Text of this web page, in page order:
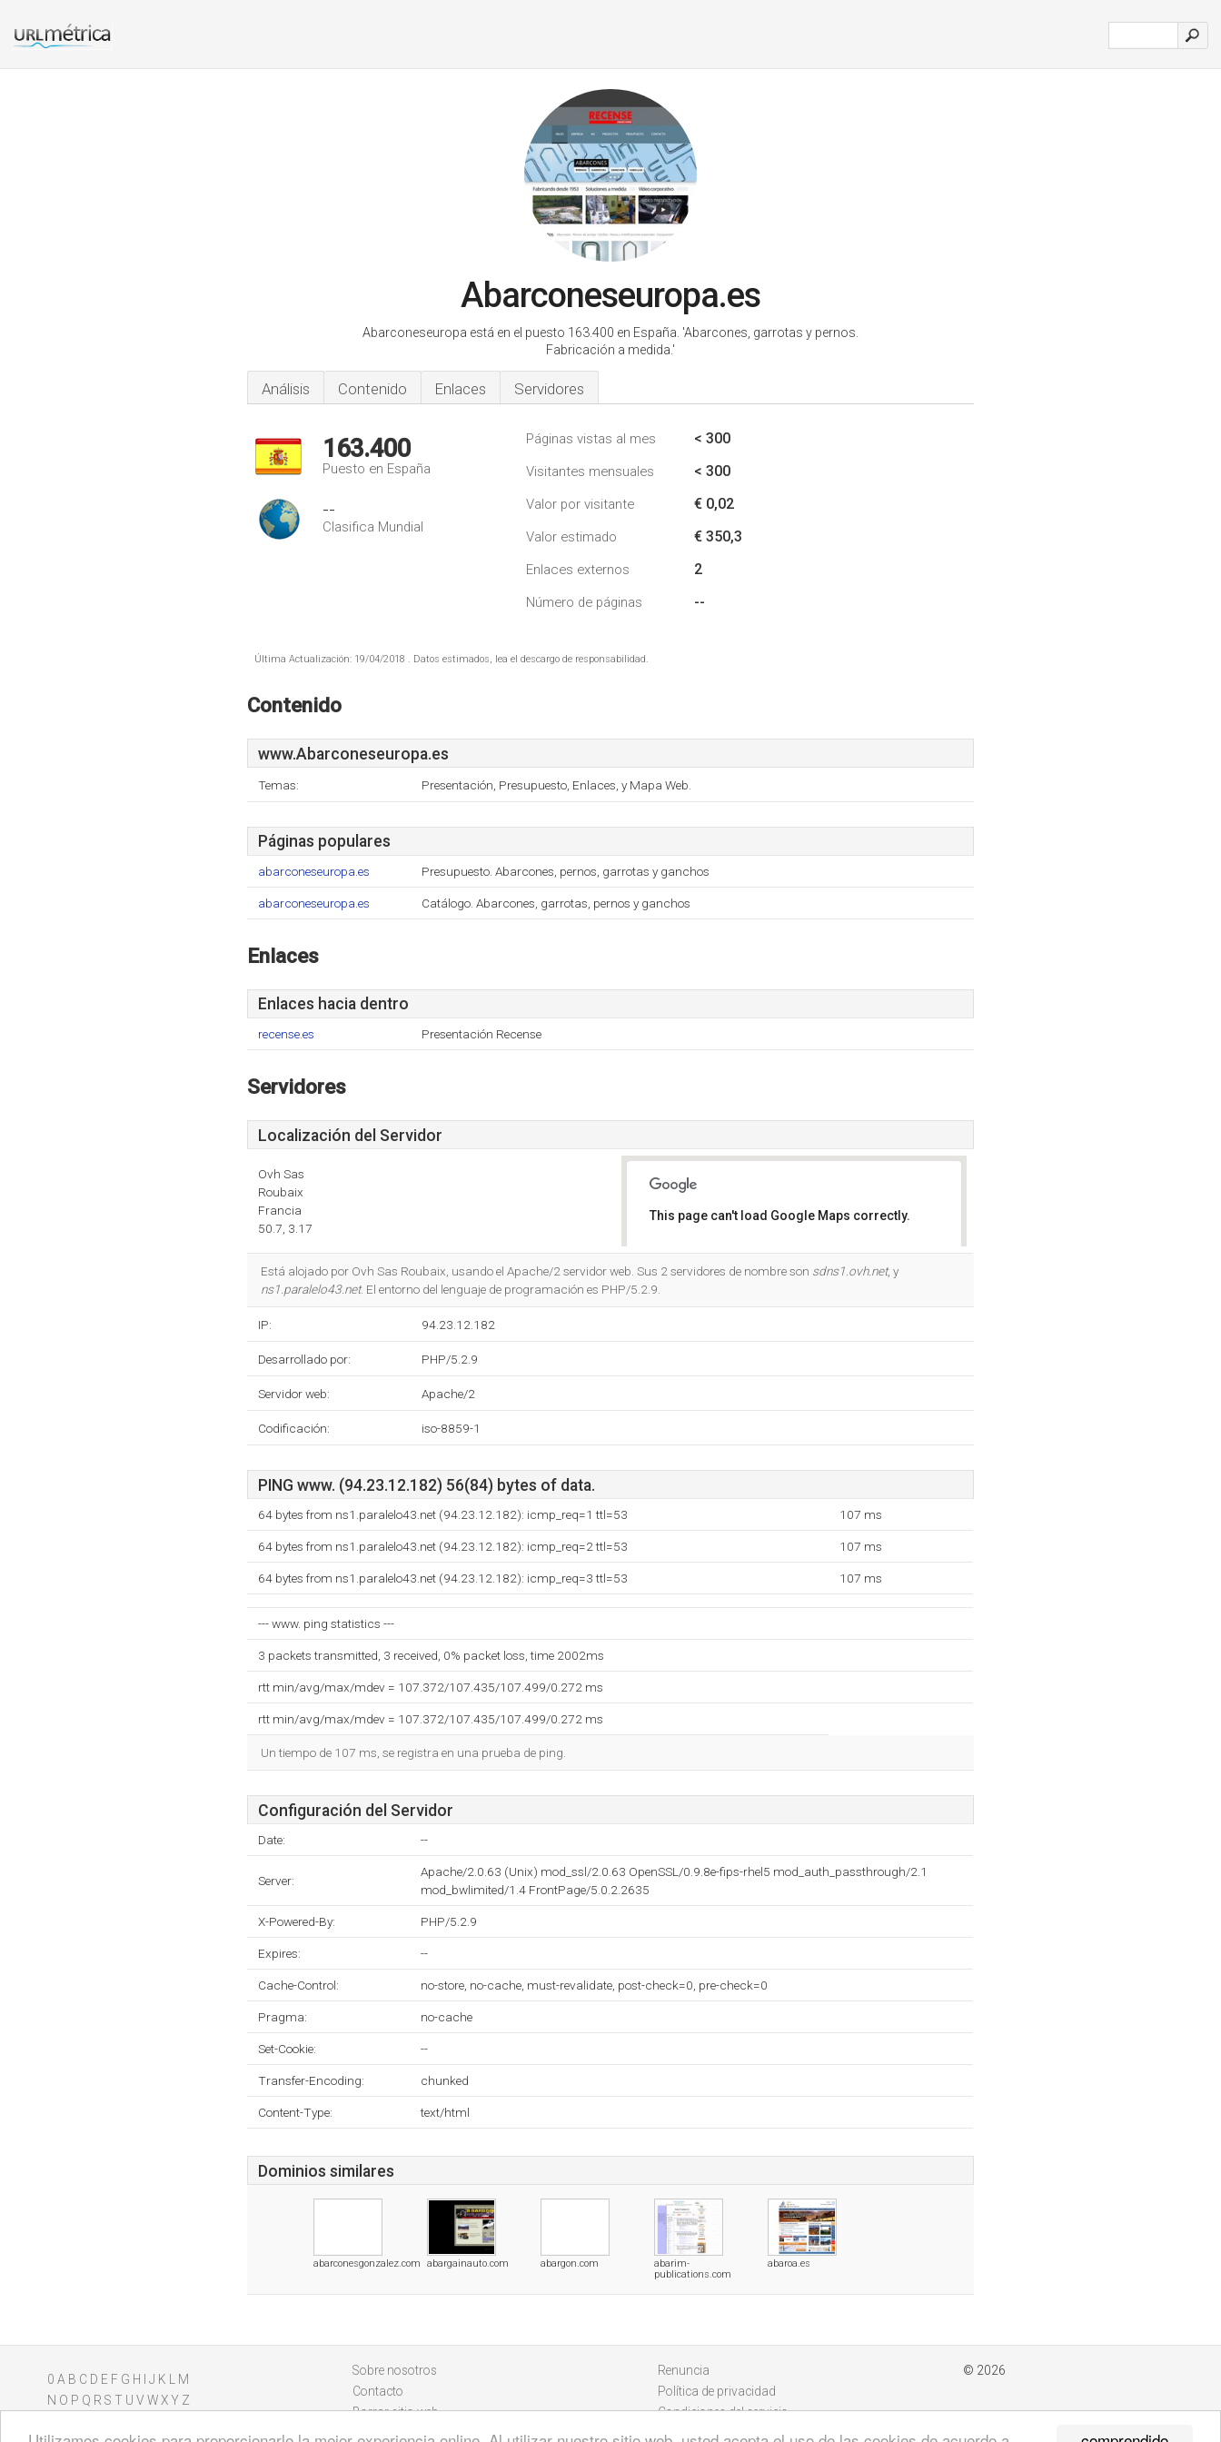
Abarconeseuropa.es
Abarconeseuropa está en el puesto 163.400 en España. 'Abarcones, garrotas y pernos.
Fabricación a medida.'
Análisis Contenido Enlaces Servidores
163.400
Puesto en España
--
Clasifica Mundial
Páginas vistas al mes < 300
Visitantes mensuales < 300
Valor por visitante € 0,02
Valor estimado € 350,3
Enlaces externos 2
Número de páginas --
Última Actualización: 19/04/2018 . Datos estimados, lea el descargo de responsabilidad.
Contenido
www.Abarconeseuropa.es
Temas: Presentación, Presupuesto, Enlaces, y Mapa Web.
Páginas populares
abarconeseuropa.es Presupuesto. Abarcones, pernos, garrotas y ganchos
abarconeseuropa.es Catálogo. Abarcones, garrotas, pernos y ganchos
Enlaces
Enlaces hacia dentro
recense.es Presentación Recense
Servidores
Localización del Servidor
Ovh Sas
Roubaix
Francia
50.7, 3.17
This page can't load Google Maps correctly.
Está alojado por Ovh Sas Roubaix, usando el Apache/2 servidor web. Sus 2 servidores de nombre son sdns1.ovh.net, y
ns1.paralelo43.net. El entorno del lenguaje de programación es PHP/5.2.9.
IP: 94.23.12.182
Desarrollado por: PHP/5.2.9
Servidor web: Apache/2
Codificación: iso-8859-1
PING www. (94.23.12.182) 56(84) bytes of data.
64 bytes from ns1.paralelo43.net (94.23.12.182): icmp_req=1 ttl=53 107 ms
64 bytes from ns1.paralelo43.net (94.23.12.182): icmp_req=2 ttl=53 107 ms
64 bytes from ns1.paralelo43.net (94.23.12.182): icmp_req=3 ttl=53 107 ms
--- www. ping statistics ---
3 packets transmitted, 3 received, 0% packet loss, time 2002ms
rtt min/avg/max/mdev = 107.372/107.435/107.499/0.272 ms
rtt min/avg/max/mdev = 107.372/107.435/107.499/0.272 ms
Un tiempo de 107 ms, se registra en una prueba de ping.
Configuración del Servidor
Date: --
Server:
Apache/2.0.63 (Unix) mod_ssl/2.0.63 OpenSSL/0.9.8e-fips-rhel5 mod_auth_passthrough/2.1
mod_bwlimited/1.4 FrontPage/5.0.2.2635
X-Powered-By: PHP/5.2.9
Expires: --
Cache-Control: no-store, no-cache, must-revalidate, post-check=0, pre-check=0
Pragma: no-cache
Set-Cookie: --
Transfer-Encoding: chunked
Content-Type: text/html
Dominios similares
abarconesgonzalez.com abargainauto.com abargon.com
abarim-
publications.com
abaroa.es
0 A B C D E F G H J K
M
N O P Q R S T U V WXY Z
Sobre nosotros
Contacto
Borrar sitio web
Renuncia
Política de privacidad
Condiciones del servicio
© 2026